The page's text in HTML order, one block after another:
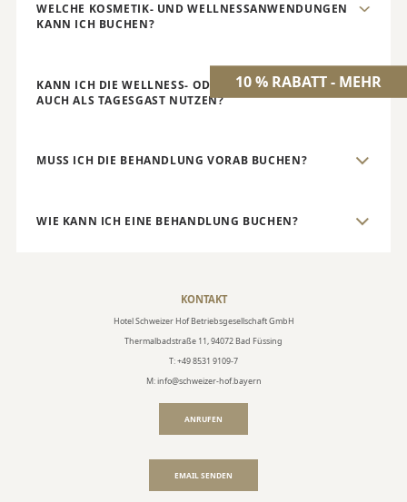
WELCHE KOSMETIK- UND WELLNESSANWENDUNGEN
KANN ICH BUCHEN?
KANN ICH DIE WELLNESS- ODER KOSMETIKANGEBOTE
AUCH ALS TAGESGAST NUTZEN?
MUSS ICH DIE BEHANDLUNG VORAB BUCHEN?
WIE KANN ICH EINE BEHANDLUNG BUCHEN?
10 % RABATT - MEHR
KONTAKT
Hotel Schweizer Hof Betriebsgesellschaft GmbH
Thermalbadstraße 11, 94072 Bad Füssing
T: +49 8531 9109-7
M: info@schweizer-hof.bayern
ANRUFEN
EMAIL SENDEN